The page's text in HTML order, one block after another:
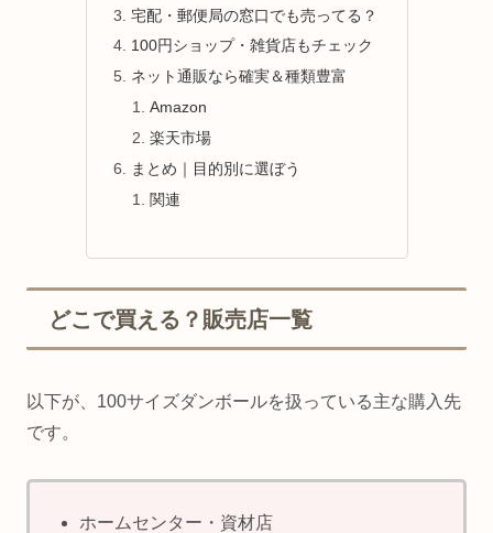
宅配・郵便局の窓口でも売ってる？
100円ショップ・雑貨店もチェック
ネット通販なら確実＆種類豊富
Amazon
楽天市場
まとめ｜目的別に選ぼう
関連
どこで買える？販売店一覧
以下が、100サイズダンボールを扱っている主な購入先
です。
ホームセンター・資材店